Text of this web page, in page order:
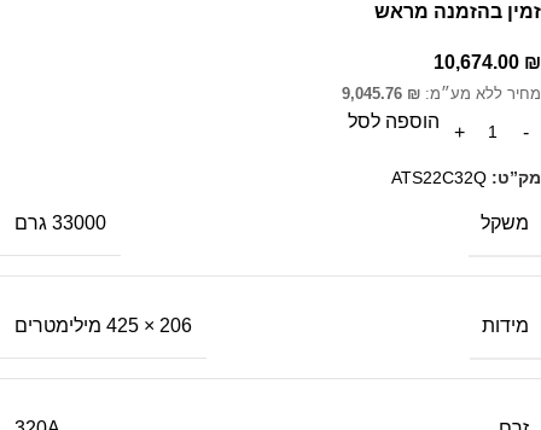
זמין בהזמנה מראש
10,674.00 ₪
מחיר ללא מע״מ: 9,045.76 ₪
הוספה לסל
מק”ט: ATS22C32Q
משקל 33000 גרם
מידות 206 × 425 מילימטרים